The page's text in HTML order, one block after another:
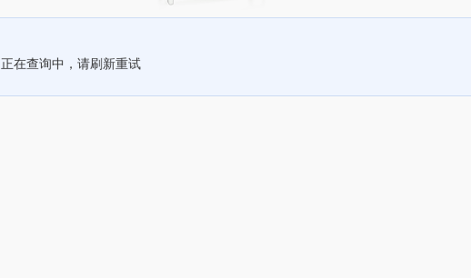
正在查询中，请刷新重试